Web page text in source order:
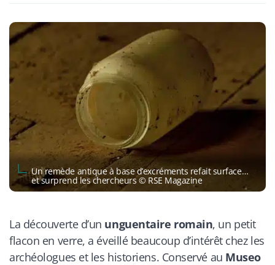
Un remède antique à base d’excréments refait surface…
et surprend les chercheurs © RSE Magazine
La découverte d’un unguentaire romain, un petit
flacon en verre, a éveillé beaucoup d’intérêt chez les
archéologues et les historiens. Conservé au Museo